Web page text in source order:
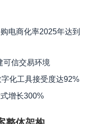
电商化率2025年达到
可信交易环境
化工具接受度达92%
增长300%